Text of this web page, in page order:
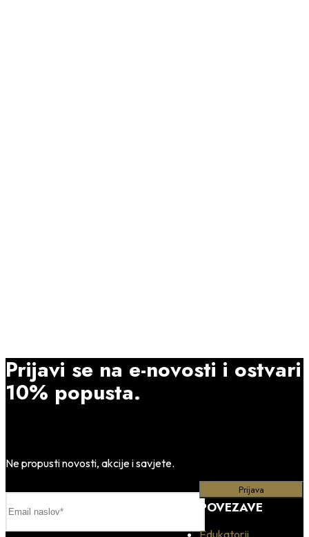
Prijavi se na e-novosti i ostvari
10% popusta.
Ne propusti novosti, akcije i savjete.
POVEZAVE
Edukatorji